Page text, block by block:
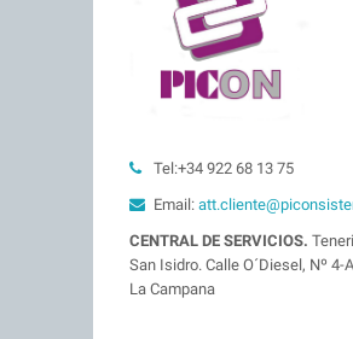
Tel:+34 922 68 13 75
Email:
CENTRAL DE SERVICIOS.
San Isidro. Calle O´Diesel, Nº 4-
La Campana